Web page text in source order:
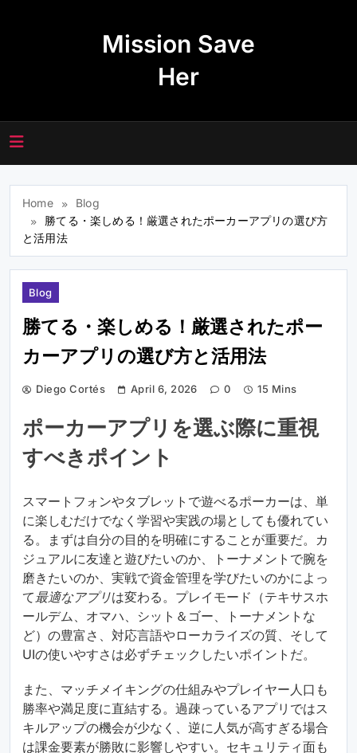
Mission Save
Her
Home
Blog
勝てる・楽しめる！厳選されたポーカーアプリの選び方
と活用法
Blog
勝てる・楽しめる！厳選されたポー
カーアプリの選び方と活用法
Diego Cortés April 6, 2026 0 15 Mins
ポーカーアプリを選ぶ際に重視
すべきポイント
スマートフォンやタブレットで遊べるポーカーは、単
に楽しむだけでなく学習や実践の場としても優れてい
る。まずは自分の目的を明確にすることが重要だ。カ
ジュアルに友達と遊びたいのか、トーナメントで腕を
磨きたいのか、実戦で資金管理を学びたいのかによっ
て最適なアプリは変わる。プレイモード（テキサスホ
ールデム、オマハ、シット＆ゴー、トーナメントな
ど）の豊富さ、対応言語やローカライズの質、そして
UIの使いやすさは必ずチェックしたいポイントだ。
また、マッチメイキングの仕組みやプレイヤー人口も
勝率や満足度に直結する。過疎っているアプリではス
キルアップの機会が少なく、逆に人気が高すぎる場合
は課金要素が勝敗に影響しやすい。セキュリティ面も